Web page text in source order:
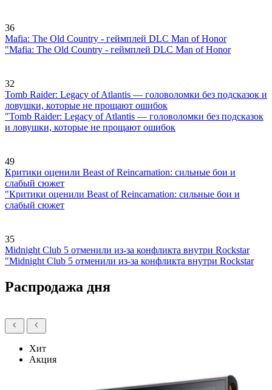
36
Mafia: The Old Country - геймплей DLC Man of Honor
"Mafia: The Old Country - геймплей DLC Man of Honor
32
Tomb Raider: Legacy of Atlantis — головоломки без подсказок и
ловушки, которые не прощают ошибок
"Tomb Raider: Legacy of Atlantis — головоломки без подсказок
и ловушки, которые не прощают ошибок
49
Критики оценили Beast of Reincarnation: сильные бои и
слабый сюжет
"Критики оценили Beast of Reincarnation: сильные бои и
слабый сюжет
35
Midnight Club 5 отменили из-за конфликта внутри Rockstar
"Midnight Club 5 отменили из-за конфликта внутри Rockstar
Распродажа дня
Хит
Акция